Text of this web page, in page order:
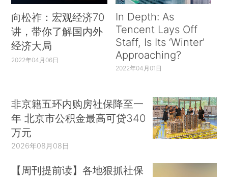
向松祚：宏观经济70
讲，带你了解国内外
经济大局
2022年04月06日
In Depth: As
Tencent Lays Off
Staff, Is Its ‘Winter’
Approaching?
2022年04月01日
非京籍五环内购房社保降至一
年 北京市公积金最高可贷340
万元
2026年08月08日
【周刊提前读】各地狠抓社保